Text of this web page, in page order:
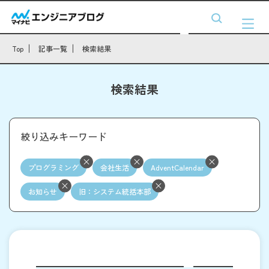
Top 記事一覧 検索結果
検索結果
絞り込みキーワード
プログラミング 会社生活 AdventCalendar
お知らせ 旧：システム統括本部